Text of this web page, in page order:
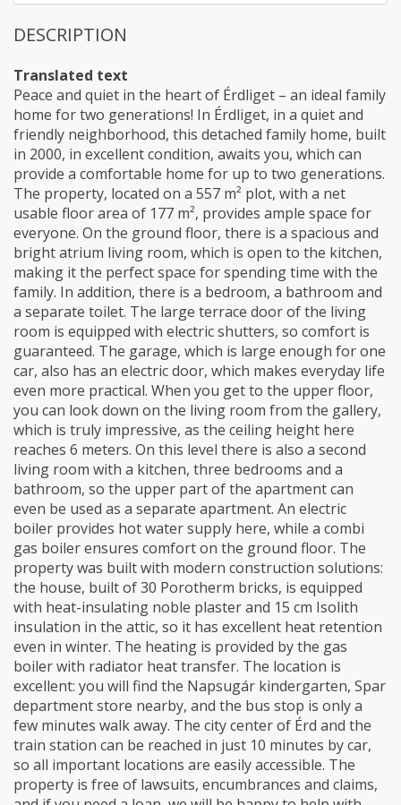
DESCRIPTION
Translated text
Peace and quiet in the heart of Érdliget – an ideal family
home for two generations! In Érdliget, in a quiet and
friendly neighborhood, this detached family home, built
in 2000, in excellent condition, awaits you, which can
provide a comfortable home for up to two generations.
The property, located on a 557 m² plot, with a net
usable floor area of 177 m², provides ample space for
everyone. On the ground floor, there is a spacious and
bright atrium living room, which is open to the kitchen,
making it the perfect space for spending time with the
family. In addition, there is a bedroom, a bathroom and
a separate toilet. The large terrace door of the living
room is equipped with electric shutters, so comfort is
guaranteed. The garage, which is large enough for one
car, also has an electric door, which makes everyday life
even more practical. When you get to the upper floor,
you can look down on the living room from the gallery,
which is truly impressive, as the ceiling height here
reaches 6 meters. On this level there is also a second
living room with a kitchen, three bedrooms and a
bathroom, so the upper part of the apartment can
even be used as a separate apartment. An electric
boiler provides hot water supply here, while a combi
gas boiler ensures comfort on the ground floor. The
property was built with modern construction solutions:
the house, built of 30 Porotherm bricks, is equipped
with heat-insulating noble plaster and 15 cm Isolith
insulation in the attic, so it has excellent heat retention
even in winter. The heating is provided by the gas
boiler with radiator heat transfer. The location is
excellent: you will find the Napsugár kindergarten, Spar
department store nearby, and the bus stop is only a
few minutes walk away. The city center of Érd and the
train station can be reached in just 10 minutes by car,
so all important locations are easily accessible. The
property is free of lawsuits, encumbrances and claims,